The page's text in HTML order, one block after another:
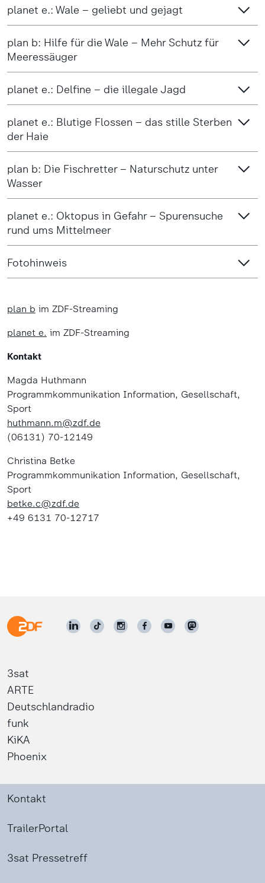
planet e.: Wale – geliebt und gejagt
plan b: Hilfe für die Wale – Mehr Schutz für
Meeressäuger
planet e.: Delfine – die illegale Jagd
planet e.: Blutige Flossen – das stille Sterben
der Haie
plan b: Die Fischretter – Naturschutz unter
Wasser
planet e.: Oktopus in Gefahr – Spurensuche
rund ums Mittelmeer
Fotohinweis
plan b im ZDF-Streaming
planet e. im ZDF-Streaming
Kontakt
Magda Huthmann
Programmkommunikation Information, Gesellschaft,
Sport
huthmann.m@zdf.de
(06131) 70-12149
Christina Betke
Programmkommunikation Information, Gesellschaft,
Sport
betke.c@zdf.de
+49 6131 70-12717
3sat
ARTE
Deutschlandradio
funk
KiKA
Phoenix
Kontakt
TrailerPortal
3sat Pressetreff